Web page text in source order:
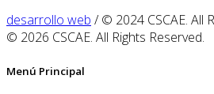
desarrollo web / © 2024 CSCAE. All
© 2026 CSCAE. All Rights Reserved.
Menú Principal